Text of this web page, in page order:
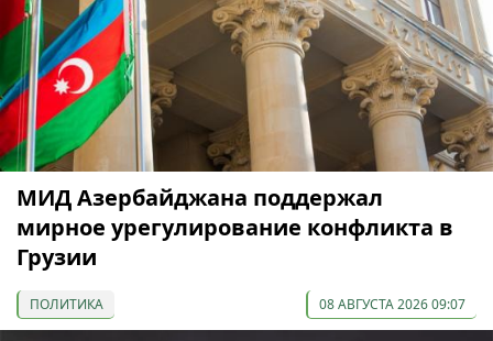
МИД Азербайджана поддержал
мирное урегулирование конфликта в
Грузии
ПОЛИТИКА 08 АВГУСТА 2026 09:07